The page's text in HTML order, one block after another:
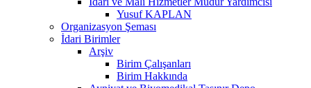
Yusuf KAPLAN
Organizasyon Şeması
İdari Birimler
Arşiv
Birim Çalışanları
Birim Hakkında